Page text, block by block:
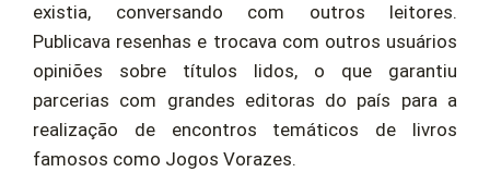
existia, conversando com outros leitores.
Publicava resenhas e trocava com outros usuários
opiniões sobre títulos lidos, o que garantiu
parcerias com grandes editoras do país para a
realização de encontros temáticos de livros
famosos como Jogos Vorazes.